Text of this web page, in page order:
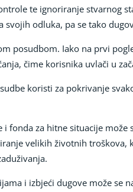
te ignoriranje stvarnog
odluka, pa se tako
posudbom. Iako na prvi
čime korisnika uvlači u
koristi za pokrivanje
i fonda za hitne situacije
velikih životnih
i izbjeći dugove može se